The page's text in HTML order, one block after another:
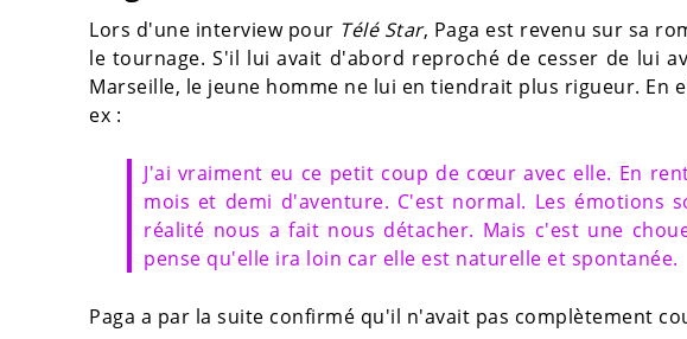
Lors d'une interview pour Télé Star, Paga est revenu sur sa
le tournage. S'il lui avait d'abord reproché de cesser de lui
Marseille, le jeune homme ne lui en tiendrait plus rigueur. En
ex :
J'ai vraiment eu ce petit coup de cœur avec elle. En
mois et demi d'aventure. C'est normal. Les émotions
réalité nous a fait nous détacher. Mais c'est une
pense qu'elle ira loin car elle est naturelle et spontanée.
Paga a par la suite confirmé qu'il n'avait pas complètement